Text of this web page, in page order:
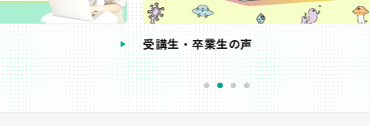
手続き簡単！教員向け定額コース